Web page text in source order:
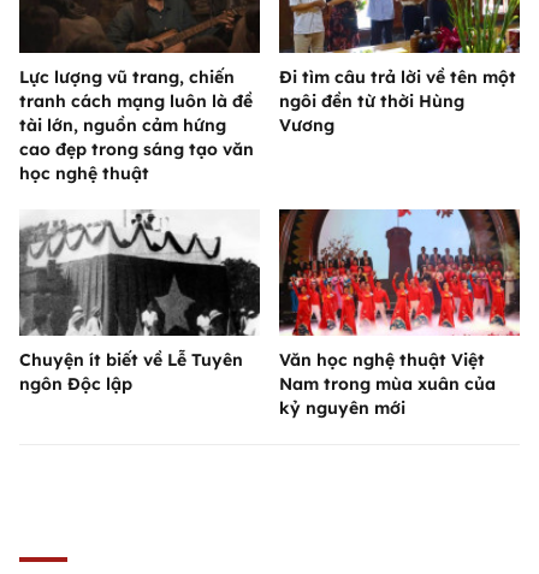
Lực lượng vũ trang, chiến
tranh cách mạng luôn là đề
tài lớn, nguồn cảm hứng
cao đẹp trong sáng tạo văn
học nghệ thuật
Đi tìm câu trả lời về tên một
ngôi đền từ thời Hùng
Vương
Chuyện ít biết về Lễ Tuyên
ngôn Độc lập
Văn học nghệ thuật Việt
Nam trong mùa xuân của
kỷ nguyên mới